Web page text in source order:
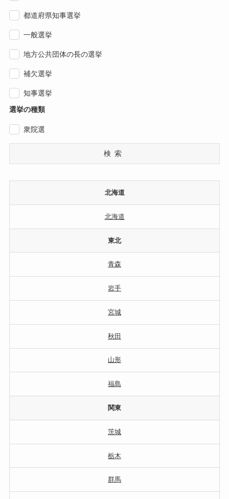
都道府県知事選挙
一般選挙
地方公共団体の長の選挙
補欠選挙
知事選挙
選挙の種類
衆院選
検索
北海道
北海道
東北
青森
岩手
宮城
秋田
山形
福島
関東
茨城
栃木
群馬